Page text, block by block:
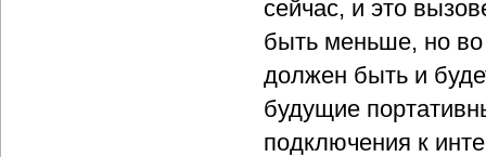
сейчас, и это
быть меньше, но
должен быть и
будущие
подключения к